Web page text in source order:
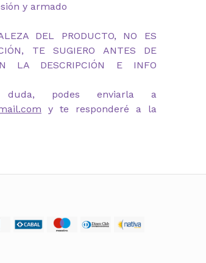
y armado
DEL PRODUCTO, NO ES
TE SUGIERO ANTES DE
LA DESCRIPCIÓN E INFO
podes enviarla a
y te responderé a la